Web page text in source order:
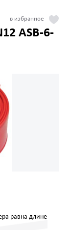
ASB-6-
равна длине